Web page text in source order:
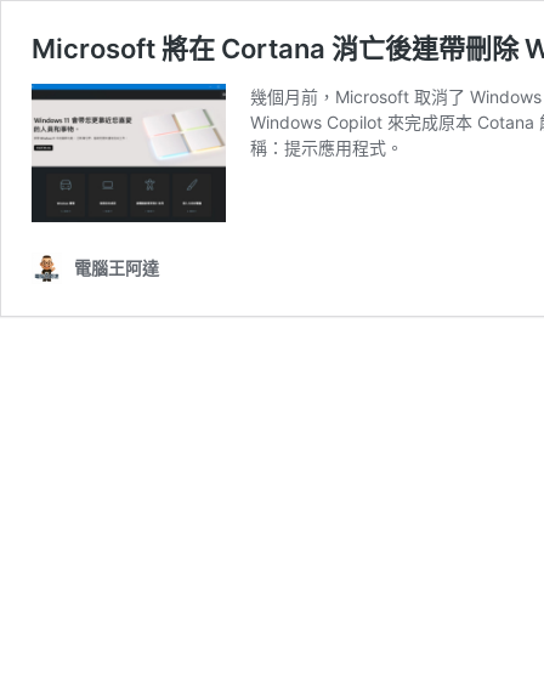
Microsoft 將在 Cortana 消亡後連帶刪除
幾個月前，Microsoft 取消了
Windows Copilot 來完成原本 Cotana
稱：提示應用程式。
電腦王阿達